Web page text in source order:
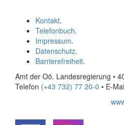
Kontakt.
Telefonbuch.
Impressum.
Datenschutz.
Barrierefreiheit.
Amt der Oö. Landesregierung •
Telefon (+43 732) 77 20-0 • E-